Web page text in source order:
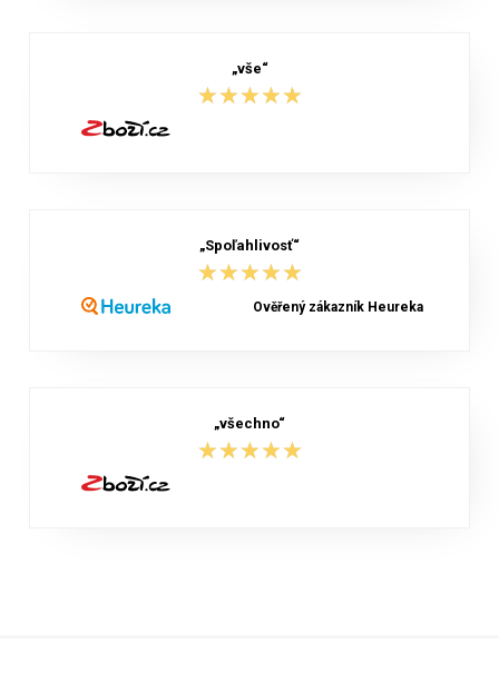
„vše“
★★★★★
★★★★★
„Spoľahlivosť“
★★★★★
★★★★★
Ověřený zákazník Heureka
„všechno“
★★★★★
★★★★★